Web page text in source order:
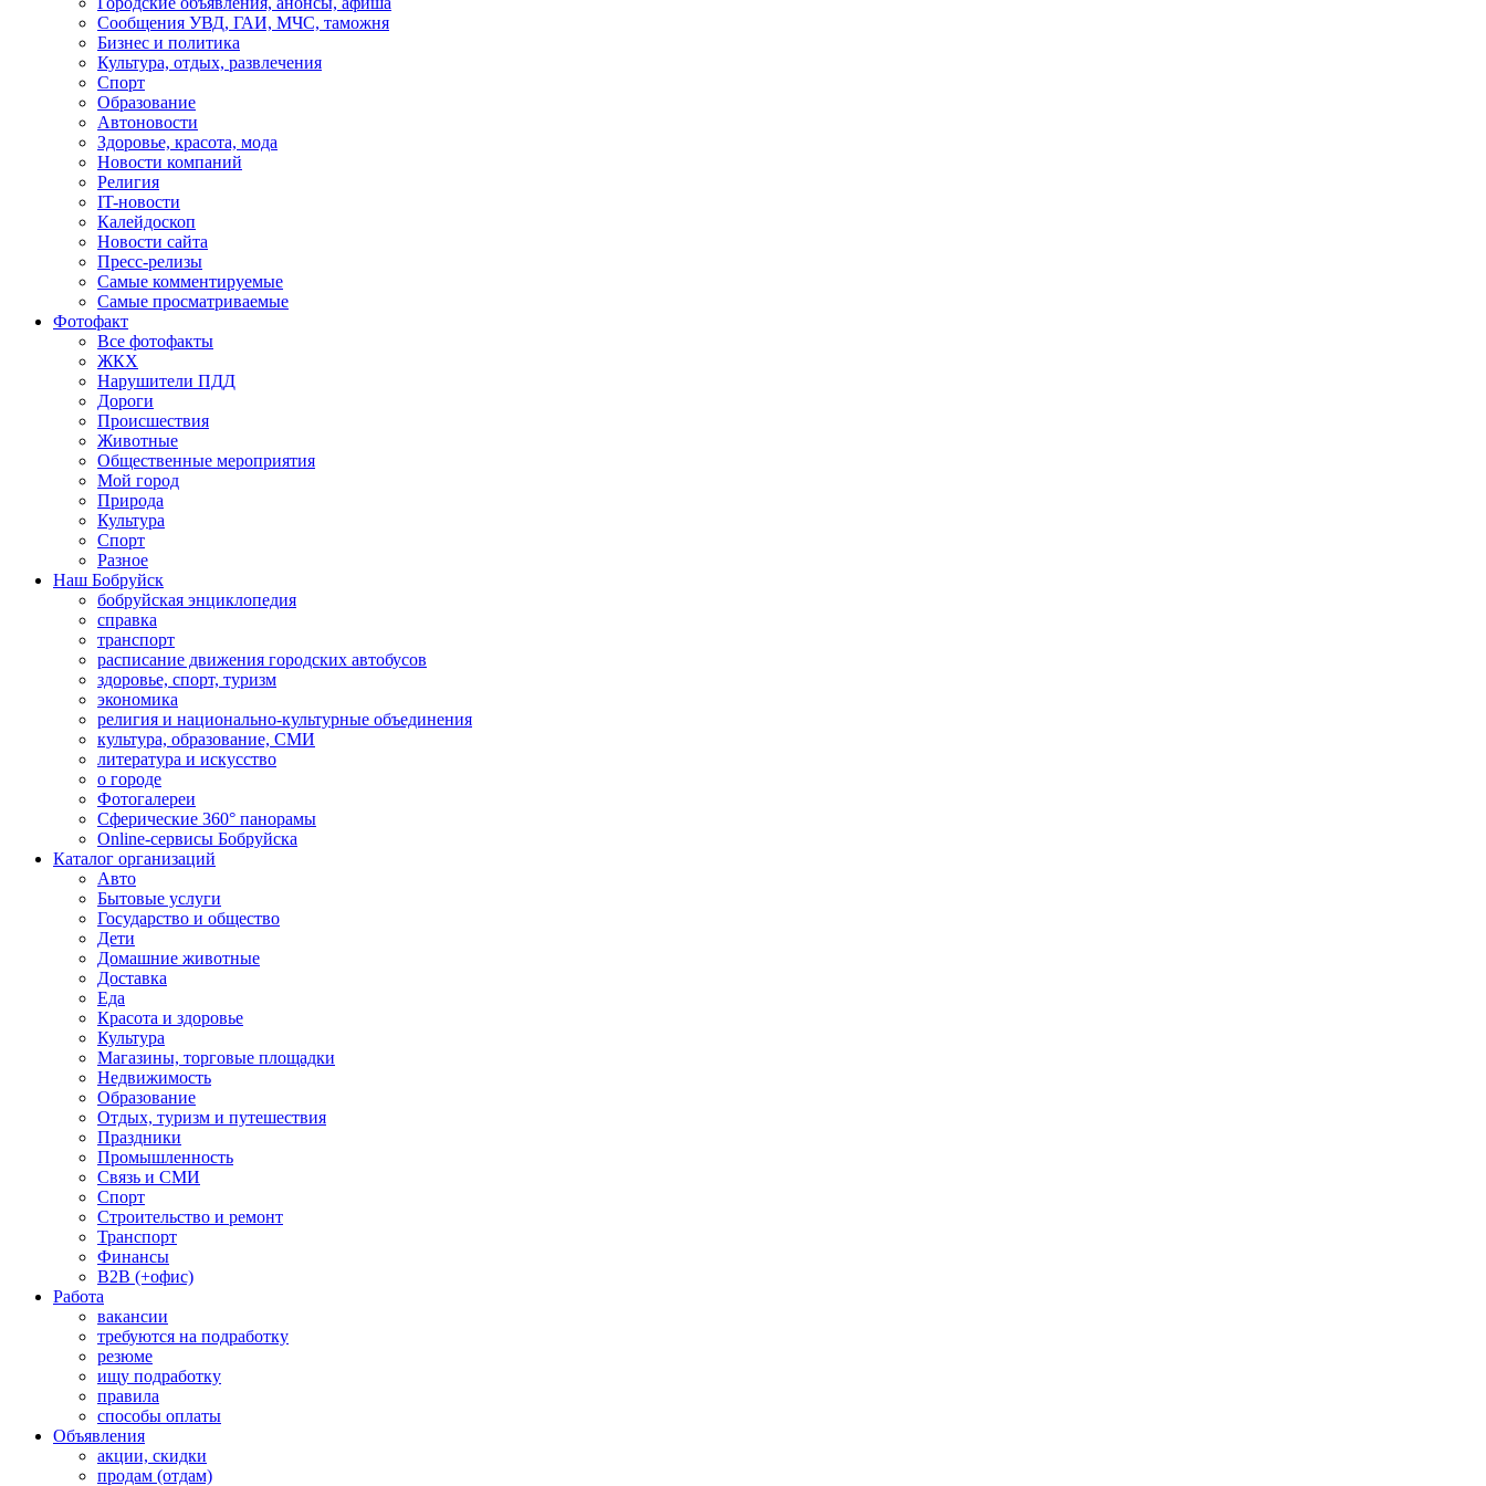
Сообщения УВД, ГАИ, МЧС, таможня
Бизнес и политика
Культура, отдых, развлечения
Спорт
Образование
Автоновости
Здоровье, красота, мода
Новости компаний
Религия
IT-новости
Калейдоскоп
Новости сайта
Пресс-релизы
Самые комментируемые
Самые просматриваемые
Фотофакт
Все фотофакты
ЖКХ
Нарушители ПДД
Дороги
Происшествия
Животные
Общественные мероприятия
Мой город
Природа
Культура
Спорт
Разное
Наш Бобруйск
бобруйская энциклопедия
справка
транспорт
расписание движения городских автобусов
здоровье, спорт, туризм
экономика
религия и национально-культурные объединения
культура, образование, СМИ
литература и искусство
о городе
Фотогалереи
Сферические 360° панорамы
Online-сервисы Бобруйска
Каталог организаций
Авто
Бытовые услуги
Государство и общество
Дети
Домашние животные
Доставка
Еда
Красота и здоровье
Культура
Магазины, торговые площадки
Недвижимость
Образование
Отдых, туризм и путешествия
Праздники
Промышленность
Связь и СМИ
Спорт
Строительство и ремонт
Транспорт
Финансы
B2B (+офис)
Работа
вакансии
требуются на подработку
резюме
ищу подработку
правила
способы оплаты
Объявления
акции, скидки
продам (отдам)